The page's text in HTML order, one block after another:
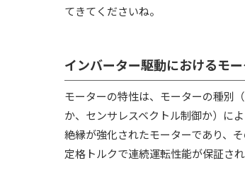
てきてくださいね。
インバーター駆動におけるモ
モーターの特性は、モーターの種別
か、センサレスベクトル制御か）に
絶縁が強化されたモーターであり、
定格トルクで連続運転性能が保証され